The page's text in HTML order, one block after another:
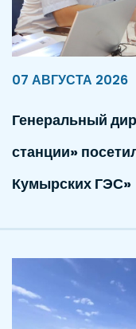
07 АВГУСТА 2026
Генеральный
станции»
Кумырских ГЭС»